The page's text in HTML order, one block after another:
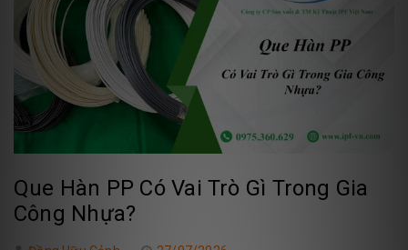
Que Hàn PP Có Vai Trò Gì Trong Gia
Công Nhựa?